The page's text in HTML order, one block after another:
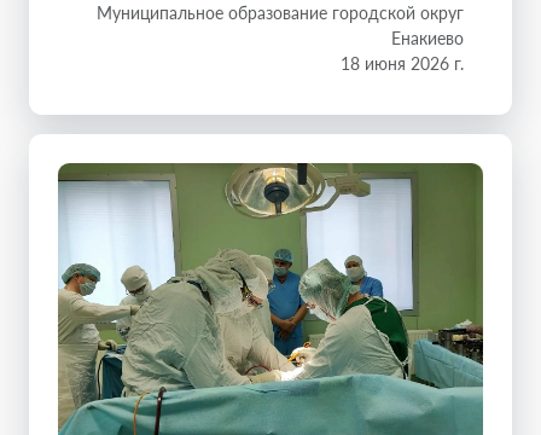
Муниципальное образование городской округ
Енакиево
18 июня 2026 г.